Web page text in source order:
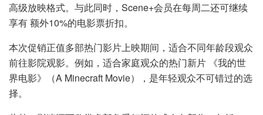
高级放映格式。与此同时，Scene+会员在每周二还可继续
享有 额外10%的电影票折扣。
本次促销正值多部热门影片上映期间，适合不同年龄段观众
前往影院观影。例如，适合家庭观众的热门新片 《我的世
界电影》（A Minecraft Movie），是年轻观众不可错过的选
择。